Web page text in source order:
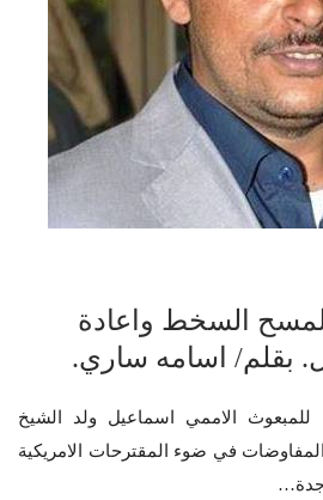
السخط واعادة
بقلم/ اسامه ساري.
للمبعوث الاممي اسماعيل ولد الشيخ
في ضوء المقترحات الامريكية
جدة…